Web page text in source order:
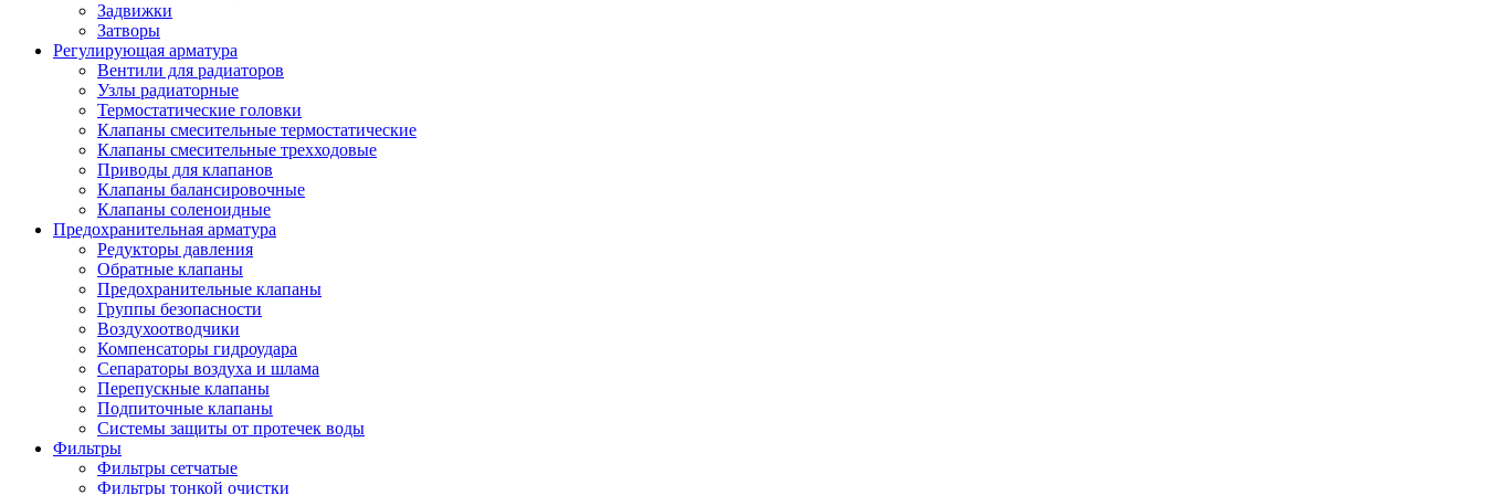
Задвижки
Затворы
Регулирующая арматура
Вентили для радиаторов
Узлы радиаторные
Термостатические головки
Клапаны смесительные термостатические
Клапаны смесительные трехходовые
Приводы для клапанов
Клапаны балансировочные
Клапаны соленоидные
Предохранительная арматура
Редукторы давления
Обратные клапаны
Предохранительные клапаны
Группы безопасности
Воздухоотводчики
Компенсаторы гидроудара
Сепараторы воздуха и шлама
Перепускные клапаны
Подпиточные клапаны
Системы защиты от протечек воды
Фильтры
Фильтры сетчатые
Фильтры тонкой очистки